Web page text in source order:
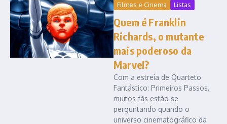
Filmes e Cinema Listas
Quem é Franklin
Richards, o mutante
mais poderoso da
Marvel?
Com a estreia de Quarteto
Fantástico: Primeiros Passos,
muitos fãs estão se
perguntando quando o
universo cinematográfico da